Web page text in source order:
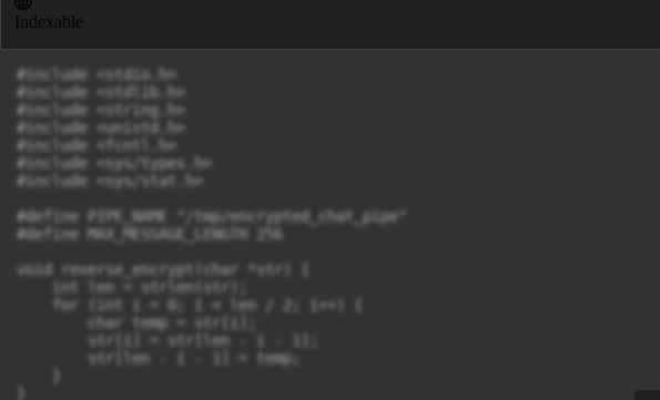
Indexable
#include <stdio.h>
#include <stdlib.h>
#include <string.h>
#include <unistd.h>
#include <fcntl.h>
#include <sys/types.h>
#include <sys/stat.h>
#define PIPE_NAME "/tmp/encrypted_chat_pipe"
#define MAX_MESSAGE_LENGTH 256
void reverse_encrypt(char *str) {
    int len = strlen(str);
    for (int i = 0; i < len / 2; i++) {
        char temp = str[i];
        str[i] = str[len - i - 1];
        str[len - i - 1] = temp;